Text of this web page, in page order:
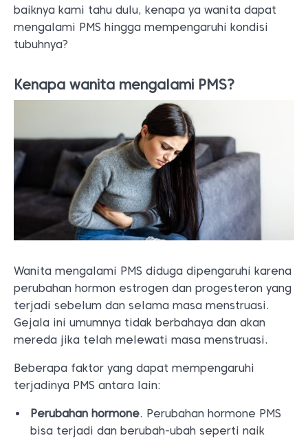
baiknya kami tahu dulu, kenapa ya wanita dapat
mengalami PMS hingga mempengaruhi kondisi
tubuhnya?
Kenapa wanita mengalami PMS?
Wanita mengalami PMS diduga dipengaruhi karena
perubahan hormon estrogen dan progesteron yang
terjadi sebelum dan selama masa menstruasi.
Gejala ini umumnya tidak berbahaya dan akan
mereda jika telah melewati masa menstruasi.
Beberapa faktor yang dapat mempengaruhi
terjadinya PMS antara lain:
Perubahan hormone. Perubahan hormone PMS
bisa terjadi dan berubah-ubah seperti naik